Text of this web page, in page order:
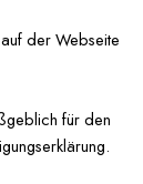
der Webseite
für den